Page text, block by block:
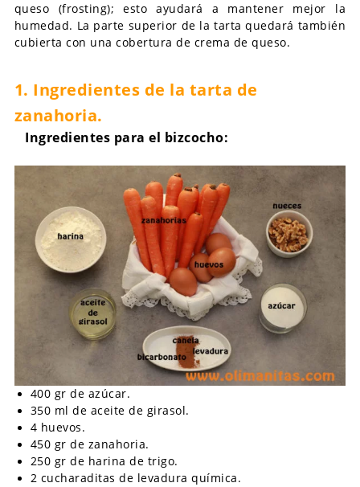
queso (frosting); esto ayudará a mantener mejor la
humedad. La parte superior de la tarta quedará también
cubierta con una cobertura de crema de queso.
1. Ingredientes de la tarta de
zanahoria.
Ingredientes para el bizcocho:
400 gr de azúcar.
350 ml de aceite de girasol.
4 huevos.
450 gr de zanahoria.
250 gr de harina de trigo.
2 cucharaditas de levadura química.